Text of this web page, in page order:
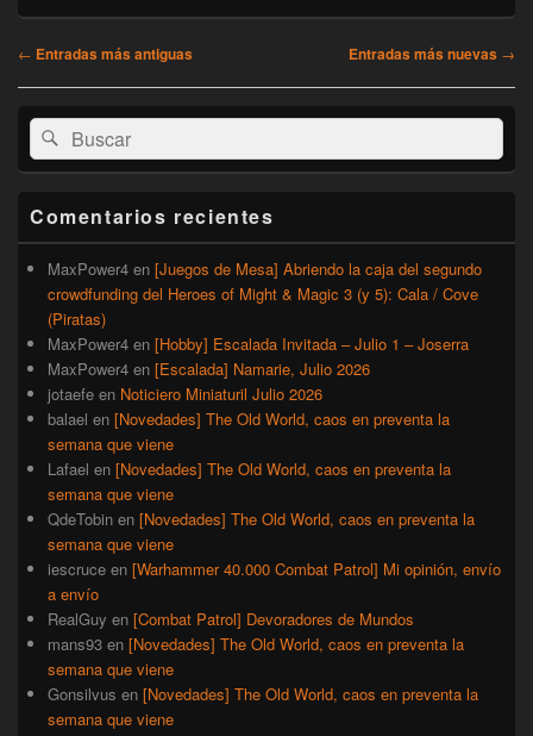
Navegación
← Entradas más antiguas Entradas más nuevas →
área
de
widget
lateral
primaria
Buscar
por:
Buscar
Comentarios recientes
MaxPower4 en [Juegos de Mesa] Abriendo la caja del segundo
crowdfunding del Heroes of Might & Magic 3 (y 5): Cala / Cove
(Piratas)
MaxPower4 en [Hobby] Escalada Invitada – Julio 1 – Joserra
MaxPower4 en [Escalada] Namarie, Julio 2026
jotaefe en Noticiero Miniaturil Julio 2026
balael en [Novedades] The Old World, caos en preventa la
semana que viene
Lafael en [Novedades] The Old World, caos en preventa la
semana que viene
QdeTobin en [Novedades] The Old World, caos en preventa la
semana que viene
iescruce en [Warhammer 40.000 Combat Patrol] Mi opinión, envío
a envío
RealGuy en [Combat Patrol] Devoradores de Mundos
mans93 en [Novedades] The Old World, caos en preventa la
semana que viene
Gonsilvus en [Novedades] The Old World, caos en preventa la
semana que viene